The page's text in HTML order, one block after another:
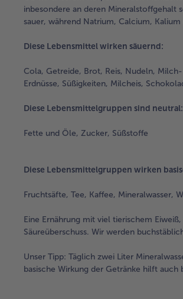
inbesondere an deren Mineralstoffgehalt
sauer, während Natrium, Calcium,
Diese Lebensmittel wirken säuernd:
Cola, Getreide, Brot, Reis, Nudeln,
Erdnüsse, Süßigkeiten, Milcheis,
Diese Lebensmittelgruppen sind neutral:
Fette und Öle, Zucker, Süßstoffe
Diese Lebensmittelgruppen wirken
Fruchtsäfte, Tee, Kaffee, Mineralwasser,
Eine Ernährung mit viel tierischem
Säureüberschuss. Wir werden
Unser Tipp: Täglich zwei Liter
basische Wirkung der Getränke hilft auch